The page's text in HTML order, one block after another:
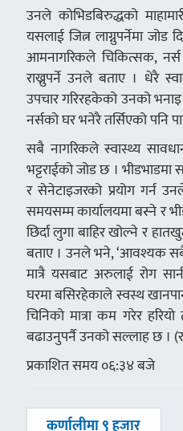
उनले कोभिडबिरुद्धको
यसलाई जित्न लाग्नुपर्नेमा
आमनागरिकले चिकित्सक, नर्स
राख्नुपर्ने उनले बताए । धेरै
उपचार गरिरहकेको उनको
नर्सको घर भनेरै तर्सिएको पनि
सबै नागरिकले स्वास्थ्य
भट्टराईको जोड छ ।
र सेनेटाइजरको प्रयोग गर्न
समयसम्म कार्यालयमा बस्ने र
छिर्दा लुगा बाहिर खोल्ने र
बताए । उनले भने, ‘आवश्यक
मात्रै यसबाट अरुलाई रोग
घरमा बसिरहेकाले स्वस्थ
चिनिको मात्रा कम गरेर
बढाउनुपर्नै उनको सल्लाह छ ।
प्रकाशित समय ०६:३४ बजे
पछिल्लाे